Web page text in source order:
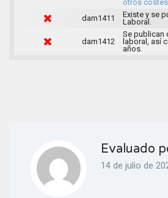
otros costes
dam1411
Existe y se
Laboral.
dam1412
Se publican
laboral, así
años.
Evaluado
14 de julio de